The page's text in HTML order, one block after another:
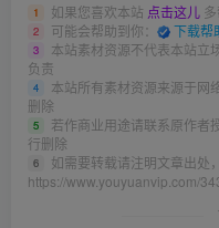
1 如果您喜欢本站 点击这儿
2 可能会帮助到你： 下载帮
3
本站素材资源不代表本站立
负责
4
本站所有素材资源来源于网
删除
5 若作商业用途请联系原作者
行删除
6
如需要转载请注明文章出处
https://www.youyuanvip.com/